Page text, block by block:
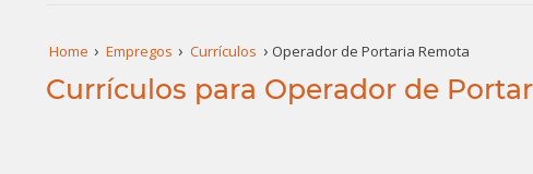
Home Empregos Currículos Operador de Portaria Remota
Currículos para Operador de